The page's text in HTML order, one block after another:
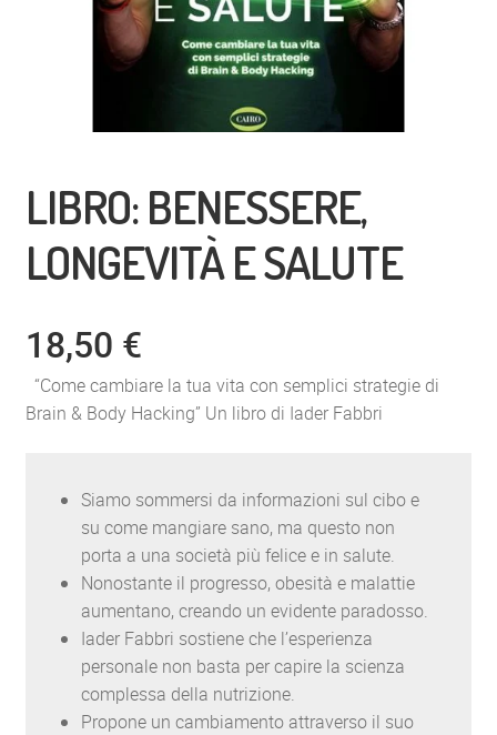
LIBRO: BENESSERE,
LONGEVITÀ E SALUTE
18,50 €
“Come cambiare la tua vita con semplici strategie di
Brain & Body Hacking” Un libro di Iader Fabbri
Siamo sommersi da informazioni sul cibo e
su come mangiare sano, ma questo non
porta a una società più felice e in salute.
Nonostante il progresso, obesità e malattie
aumentano, creando un evidente paradosso.
Iader Fabbri sostiene che l’esperienza
personale non basta per capire la scienza
complessa della nutrizione.
Propone un cambiamento attraverso il suo